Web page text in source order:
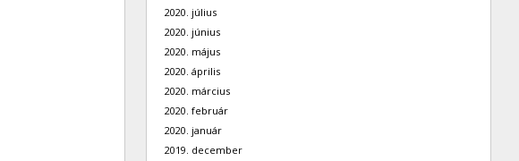
2020. július
2020. június
2020. május
2020. április
2020. március
2020. február
2020. január
2019. december